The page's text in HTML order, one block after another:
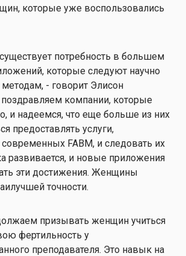
которые уже воспользовались
потребность в большем
которые следуют научно
- говорит Элисон
компании, которые
и надеемся, что еще больше из них
предоставлять услуги,
FABM, и следовать их
развивается, и новые приложения
эти достижения. Женщины
точности.
призывать женщин учиться
фертильность у
преподавателя. Это навык на